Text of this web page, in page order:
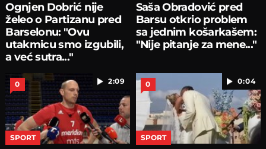
Ognjen Dobrić nije
želeo o Partizanu pred
Barselonu: "Ovu
utakmicu smo izgubili,
a već sutra..."
Saša Obradović pred
Barsu otkrio problem
sa jednim košarkašem:
"Nije pitanje za mene..."
2:09
0
SPORT
0:04
0
SPORT